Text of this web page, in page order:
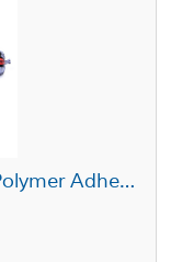
Bostik STR350A Silyl Modified Polymer Adhesive Sealant White 20 oz Sausage